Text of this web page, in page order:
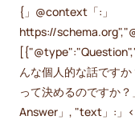
{」@context「:」
https://
んな個人的な話です
って決めるのですか
Answer」, "text」:」